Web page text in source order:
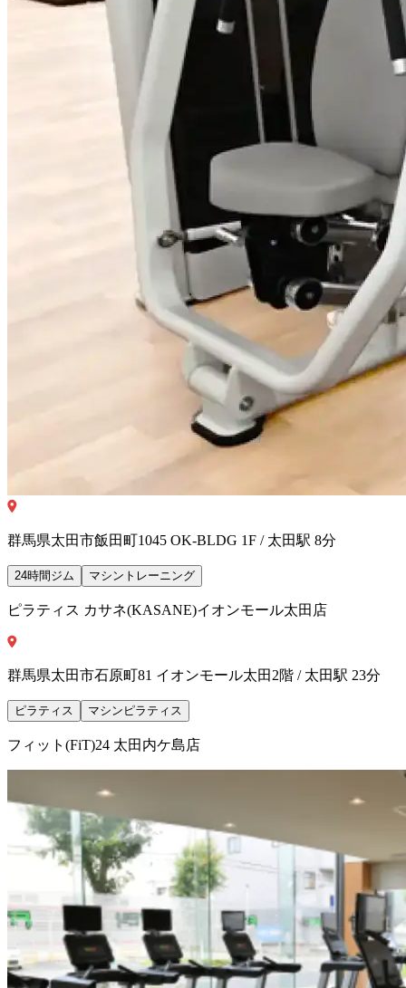
群馬県太田市飯田町1045 OK-BLDG 1F / 太田駅 8分
24時間ジム マシントレーニング
ピラティス カサネ(KASANE)イオンモール太田店
群馬県太田市石原町81 イオンモール太田2階 / 太田駅 23分
ピラティス マシンピラティス
フィット(FiT)24 太田内ケ島店